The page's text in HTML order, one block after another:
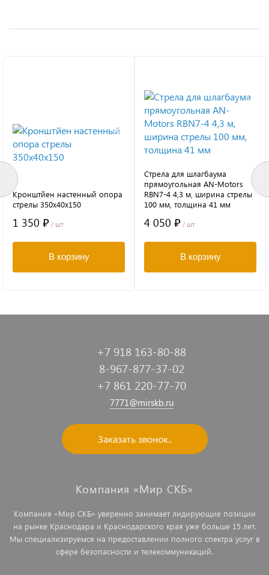
Кронштйен настенный опора
стрелы 350х40х150
1 350 ₽ / шт
В корзину
Стрела для шлагбаума
прямоугольная AN-Motors
RBN7-4 4,3 м, ширина стрелы
100 мм, толщина 41 мм
4 050 ₽ / шт
В корзину
+7 918 163-80-88
8-967-877-37-02
+7 861 220-77-70
7771@mirskb.ru
Заказать звонок..
Компания «Мир СКБ»
Компания «Мир СКБ» уверенно занимает лидирующие позиции
на рынке Краснодара и Краснодарского края уже больше 15 лет.
Мы специализируемся на предоставлении полного спектра услуг в
сфере безопасности и телекоммуникаций.